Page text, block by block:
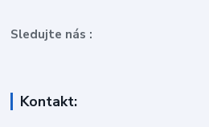
Sledujte nás :
Kontakt: